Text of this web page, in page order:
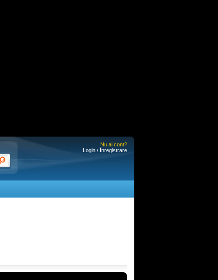
Nu ai cont?
Login / Înregistrare